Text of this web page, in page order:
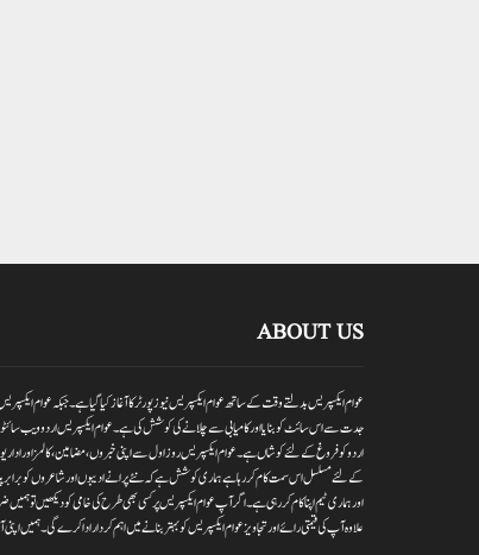
ABOUT US
جدت سے اس سائٹ کو بنایا اور کامیابی سے چلانے کی کوشش کی ہے۔عوام ایکسپریس اردو ویب
اردو کو فروغ کے لئے کوشاں ہے۔عوام ایکسپریس روز اول سے اپنی خبروں ،مضامین ،کالمز اور
کے لئے مسلسل اس سمت کام کر رہا ہے ہماری کوشش ہے کہ نئے پرانے ادیبوں اور شاعروں کو برابر
اور ہماری ٹیم اپنا کام کر رہی ہے۔اگر آپ عوام ایکسپریس پر کسی بھی طرح کی خامی کو دیکھیں
علاوہ آپ کی قیمتی رائے اور تجاویز عوام ایکسپریس کو بہتر بنانے میں اہم کردار اداکرے گی۔ہمیں اپنی